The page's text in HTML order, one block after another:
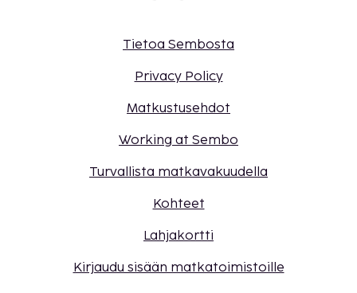
Tietoa Sembosta
Privacy Policy
Matkustusehdot
Working at Sembo
Turvallista matkavakuudella
Kohteet
Lahjakortti
Kirjaudu sisään matkatoimistoille